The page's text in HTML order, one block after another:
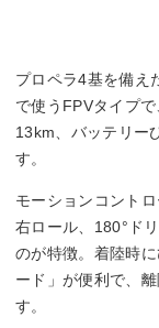
プロペラ4基を備え
で使うFPVタイプ
13km、バッテリー
す。
モーションコント
右ロール、180°ド
のが特徴。着陸時
ード」が便利で、
す。